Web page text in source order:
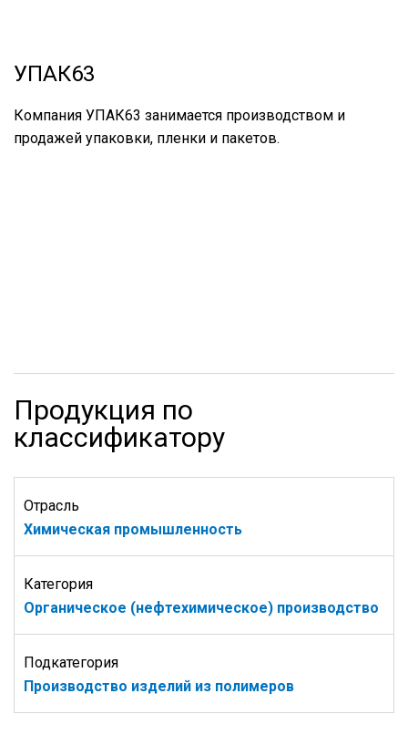
УПАК63
Компания УПАК63 занимается производством и
продажей упаковки, пленки и пакетов.
Продукция по
классификатору
Отрасль
Химическая промышленность
Категория
Органическое (нефтехимическое) производство
Подкатегория
Производство изделий из полимеров